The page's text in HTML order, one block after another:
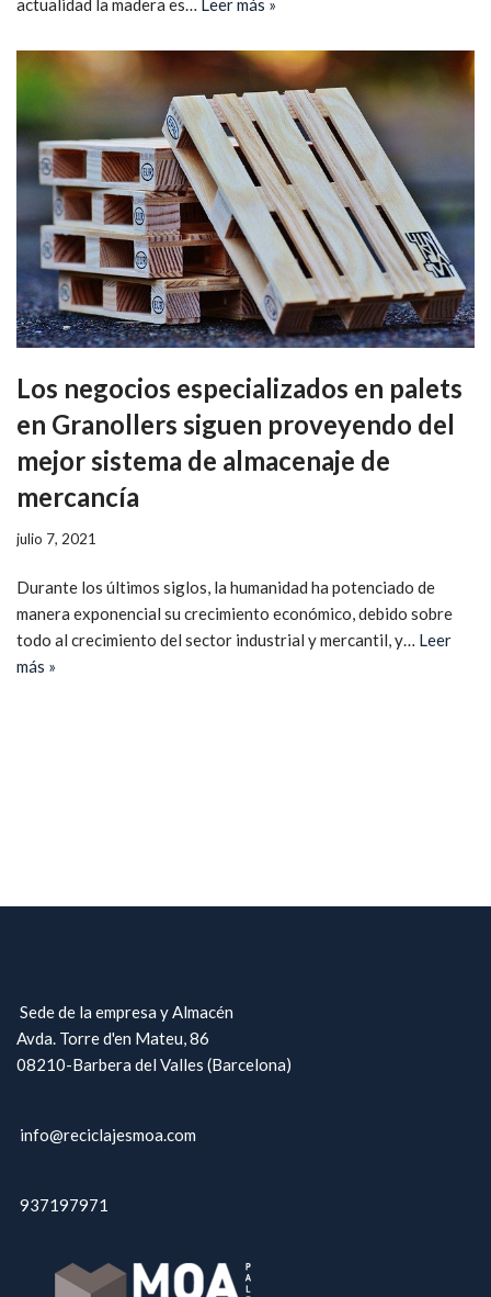
actualidad la madera es… Leer más »
Los negocios especializados en palets
en Granollers siguen proveyendo del
mejor sistema de almacenaje de
mercancía
julio 7, 2021
Durante los últimos siglos, la humanidad ha potenciado de
manera exponencial su crecimiento económico, debido sobre
todo al crecimiento del sector industrial y mercantil, y… Leer
más »
Sede de la empresa y Almacén
Avda. Torre d'en Mateu, 86
08210-Barbera del Valles (Barcelona)
info@reciclajesmoa.com
937197971